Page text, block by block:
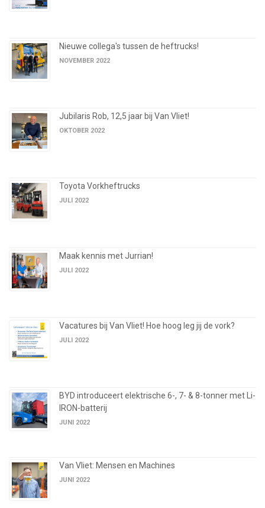
Nieuwe collega's tussen de heftrucks!
NOVEMBER 2022
Jubilaris Rob, 12,5 jaar bij Van Vliet!
OKTOBER 2022
Toyota Vorkheftrucks
JULI 2022
Maak kennis met Jurrian!
JULI 2022
Vacatures bij Van Vliet! Hoe hoog leg jij de vork?
JULI 2022
BYD introduceert elektrische 6-, 7- & 8-tonner met Li-
IRON-batterij
JUNI 2022
Van Vliet: Mensen en Machines
JUNI 2022